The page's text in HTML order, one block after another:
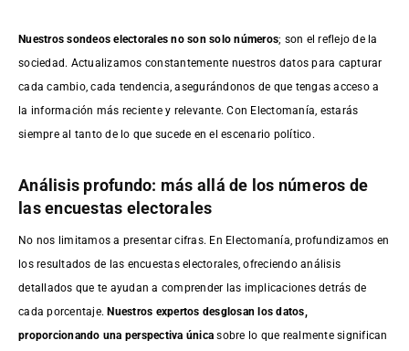
Nuestros sondeos electorales no son solo números; son el reflejo de la
sociedad. Actualizamos constantemente nuestros datos para capturar
cada cambio, cada tendencia, asegurándonos de que tengas acceso a
la información más reciente y relevante. Con Electomanía, estarás
siempre al tanto de lo que sucede en el escenario político.
Análisis profundo: más allá de los números de
las encuestas electorales
No nos limitamos a presentar cifras. En Electomanía, profundizamos en
los resultados de las encuestas electorales, ofreciendo análisis
detallados que te ayudan a comprender las implicaciones detrás de
cada porcentaje.Nuestros expertos desglosan los datos,
proporcionando una perspectiva única sobre lo que realmente significan